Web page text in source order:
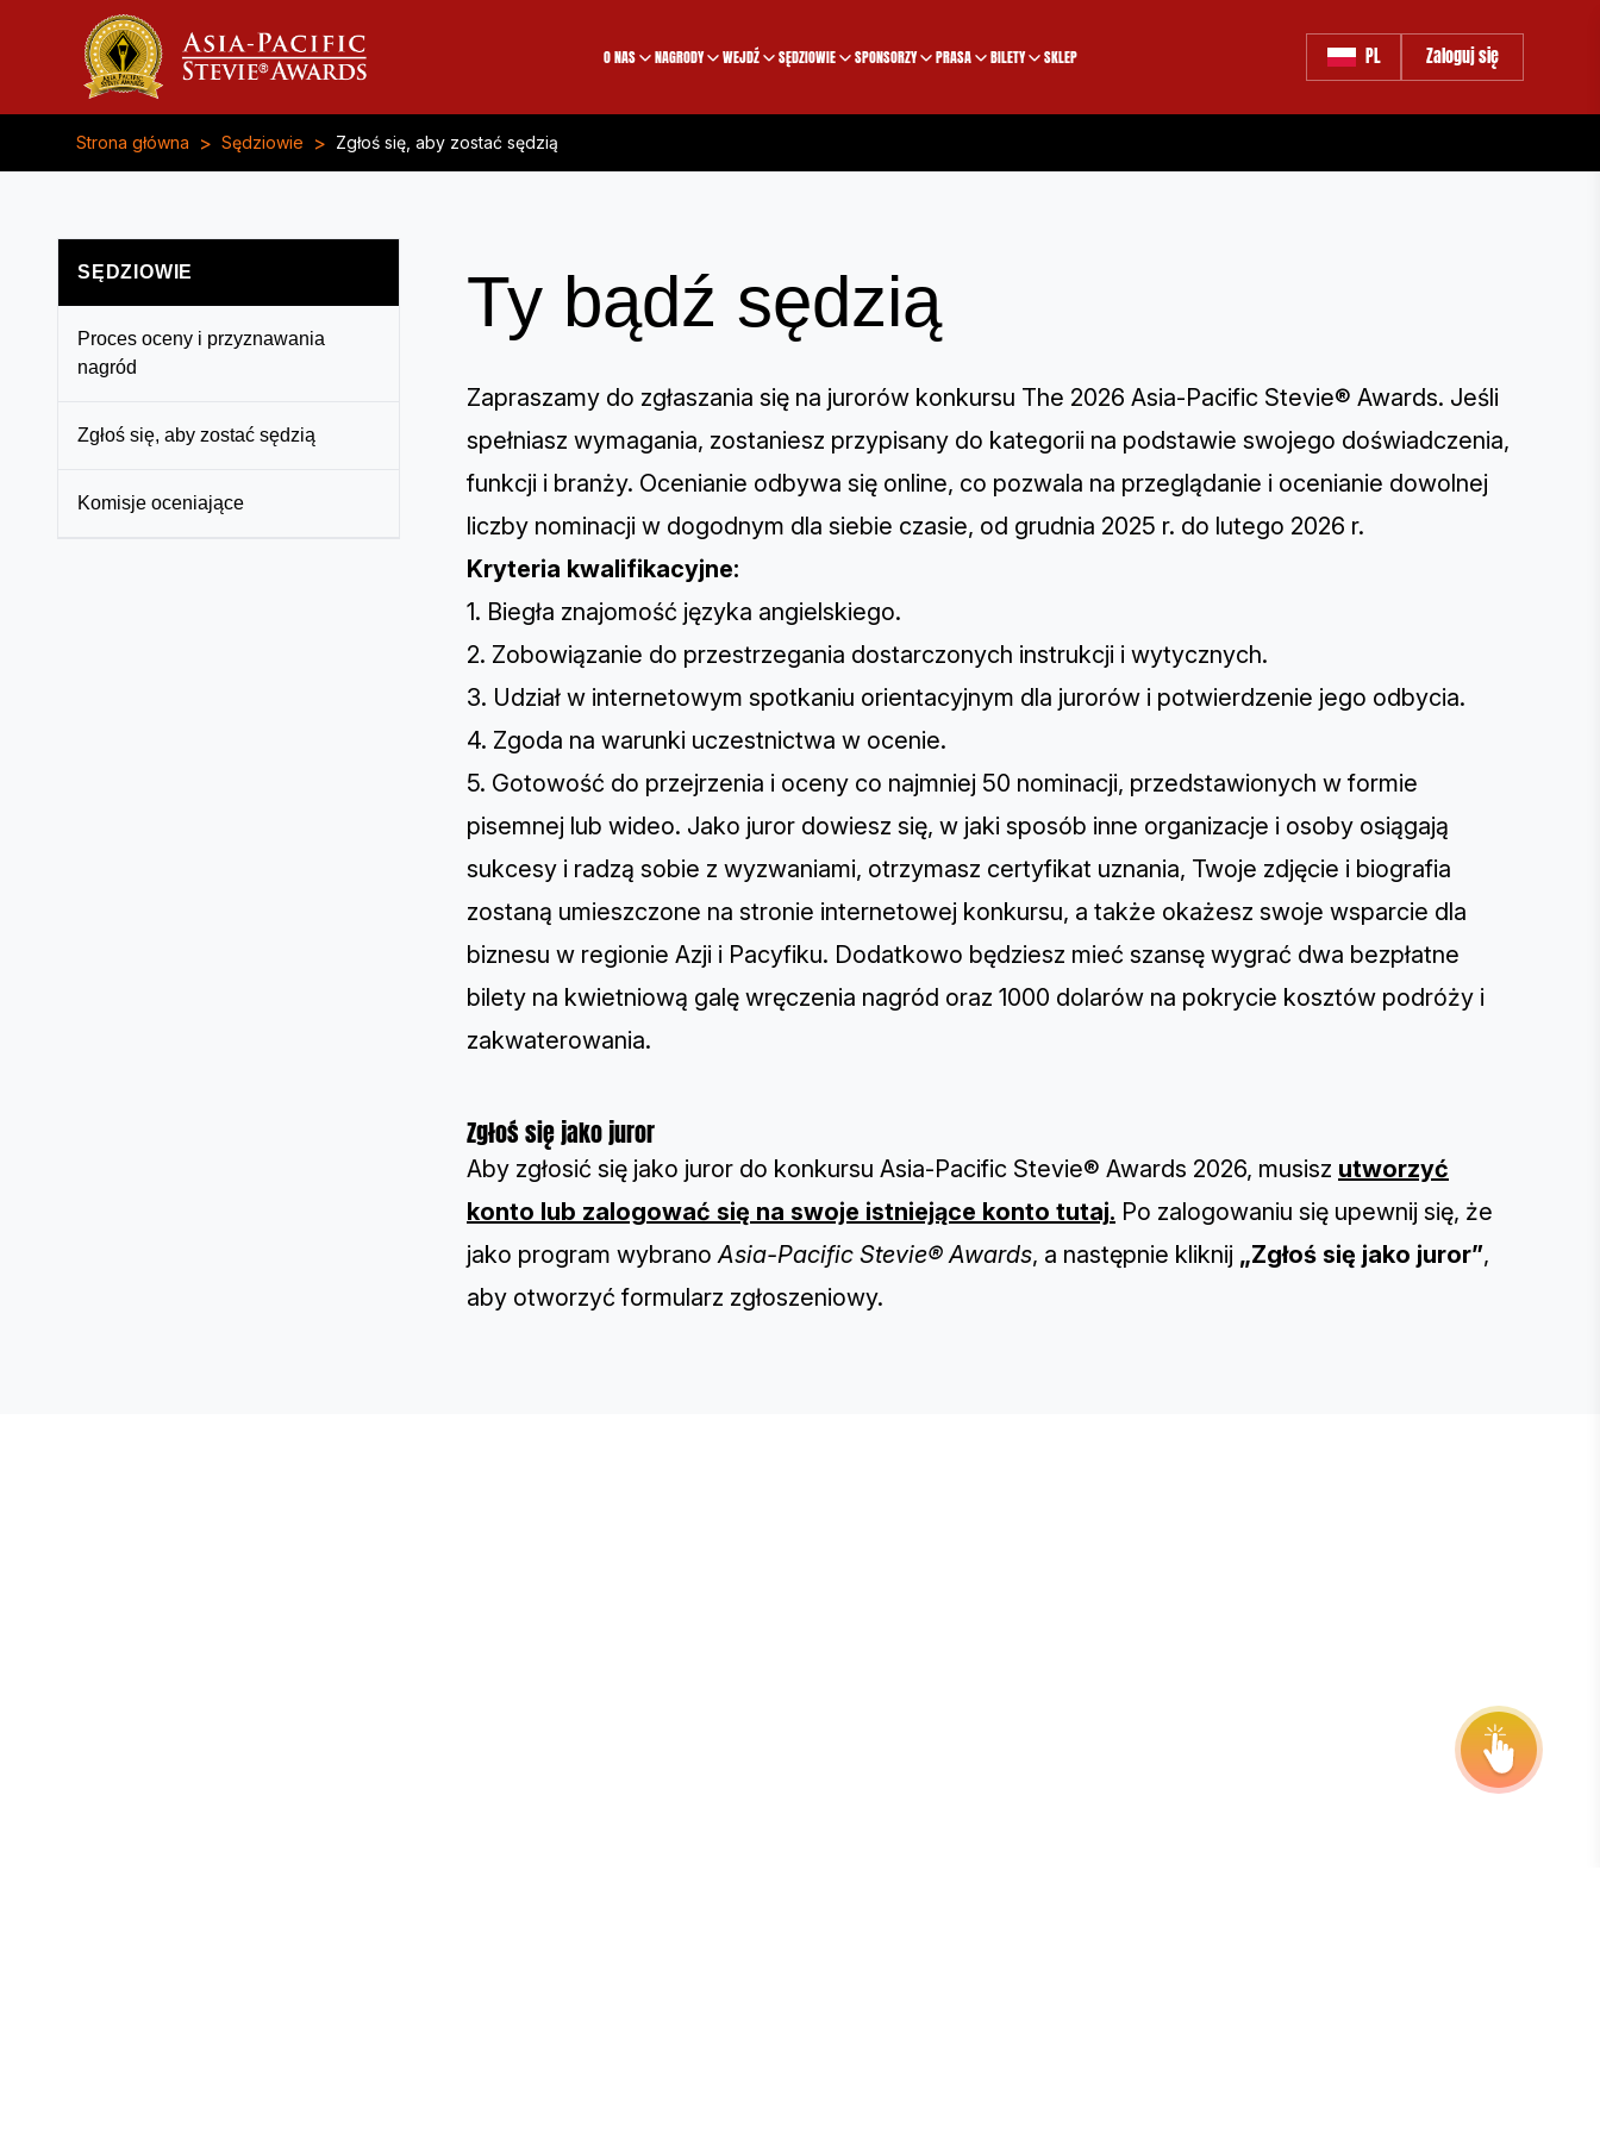
O NAS NAGRODY WEJDŹ SĘDZIOWIE SPONSORZY PRASA BILETY SKLEP PL Zaloguj się
Strona główna > Sędziowie > Zgłoś się, aby zostać sędzią
SĘDZIOWIE
Proces oceny i przyznawania
nagród
Zgłoś się, aby zostać sędzią
Komisje oceniające
Ty bądź sędzią
Zapraszamy do zgłaszania się na jurorów konkursu The 2026 Asia-Pacific Stevie® Awards. Jeśli
spełniasz wymagania, zostaniesz przypisany do kategorii na podstawie swojego doświadczenia,
funkcji i branży. Ocenianie odbywa się online, co pozwala na przeglądanie i ocenianie dowolnej
liczby nominacji w dogodnym dla siebie czasie, od grudnia 2025 r. do lutego 2026 r.
Kryteria kwalifikacyjne:
1. Biegła znajomość języka angielskiego.
2. Zobowiązanie do przestrzegania dostarczonych instrukcji i wytycznych.
3. Udział w internetowym spotkaniu orientacyjnym dla jurorów i potwierdzenie jego odbycia.
4. Zgoda na warunki uczestnictwa w ocenie.
5. Gotowość do przejrzenia i oceny co najmniej 50 nominacji, przedstawionych w formie
pisemnej lub wideo. Jako juror dowiesz się, w jaki sposób inne organizacje i osoby osiągają
sukcesy i radzą sobie z wyzwaniami, otrzymasz certyfikat uznania, Twoje zdjęcie i biografia
zostaną umieszczone na stronie internetowej konkursu, a także okażesz swoje wsparcie dla
biznesu w regionie Azji i Pacyfiku. Dodatkowo będziesz mieć szansę wygrać dwa bezpłatne
bilety na kwietniową galę wręczenia nagród oraz 1000 dolarów na pokrycie kosztów podróży i
zakwaterowania.
Zgłoś się jako juror
Aby zgłosić się jako juror do konkursu Asia-Pacific Stevie® Awards 2026, musisz utworzyć
konto lub zalogować się na swoje istniejące konto tutaj. Po zalogowaniu się upewnij się, że
jako program wybranoAsia-Pacific Stevie® Awards, a następnie kliknij „Zgłoś się jako juror”,
aby otworzyć formularz zgłoszeniowy.